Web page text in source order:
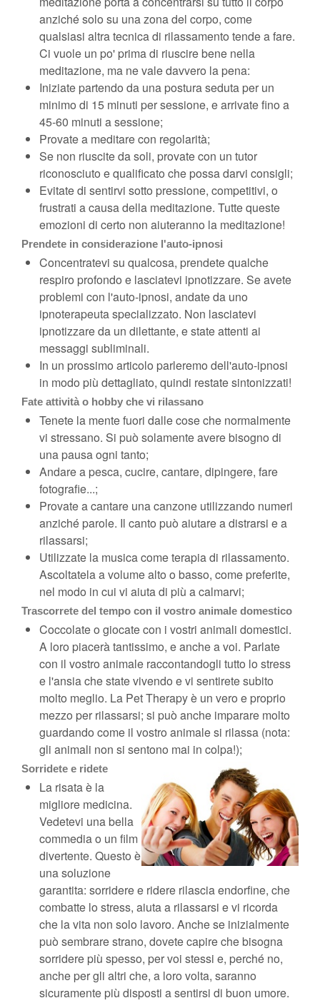
anziché solo su una zona del corpo, come
qualsiasi altra tecnica di rilassamento tende a fare.
Ci vuole un po' prima di riuscire bene nella
meditazione, ma ne vale davvero la pena:
Iniziate partendo da una postura seduta per un
minimo di 15 minuti per sessione, e arrivate fino a
45-60 minuti a sessione;
Provate a meditare con regolarità;
Se non riuscite da soli, provate con un tutor
riconosciuto e qualificato che possa darvi consigli;
Evitate di sentirvi sotto pressione, competitivi, o
frustrati a causa della meditazione. Tutte queste
emozioni di certo non aiuteranno la meditazione!
Prendete in considerazione l'auto-ipnosi
Concentratevi su qualcosa, prendete qualche
respiro profondo e lasciatevi ipnotizzare. Se avete
problemi con l'auto-ipnosi, andate da uno
ipnoterapeuta specializzato. Non lasciatevi
ipnotizzare da un dilettante, e state attenti ai
messaggi subliminali.
In un prossimo articolo parleremo dell'auto-ipnosi
in modo più dettagliato, quindi restate sintonizzati!
Fate attività o hobby che vi rilassano
Tenete la mente fuori dalle cose che normalmente
vi stressano. Si può solamente avere bisogno di
una pausa ogni tanto;
Andare a pesca, cucire, cantare, dipingere, fare
fotografie...;
Provate a cantare una canzone utilizzando numeri
anziché parole. Il canto può aiutare a distrarsi e a
rilassarsi;
Utilizzate la musica come terapia di rilassamento.
Ascoltatela a volume alto o basso, come preferite,
nel modo in cui vi aiuta di più a calmarvi;
Trascorrete del tempo con il vostro animale domestico
Coccolate o giocate con i vostri animali domestici.
A loro piacerà tantissimo, e anche a voi. Parlate
con il vostro animale raccontandogli tutto lo stress
e l'ansia che state vivendo e vi sentirete subito
molto meglio. La Pet Therapy è un vero e proprio
mezzo per rilassarsi; si può anche imparare molto
guardando come il vostro animale si rilassa (nota:
gli animali non si sentono mai in colpa!);
Sorridete e ridete
La risata è la
migliore medicina.
Vedetevi una bella
commedia o un film
divertente. Questo è
una soluzione
garantita: sorridere e ridere rilascia endorfine, che
combatte lo stress, aiuta a rilassarsi e vi ricorda
che la vita non solo lavoro. Anche se inizialmente
può sembrare strano, dovete capire che bisogna
sorridere più spesso, per voi stessi e, perché no,
anche per gli altri che, a loro volta, saranno
sicuramente più disposti a sentirsi di buon umore.